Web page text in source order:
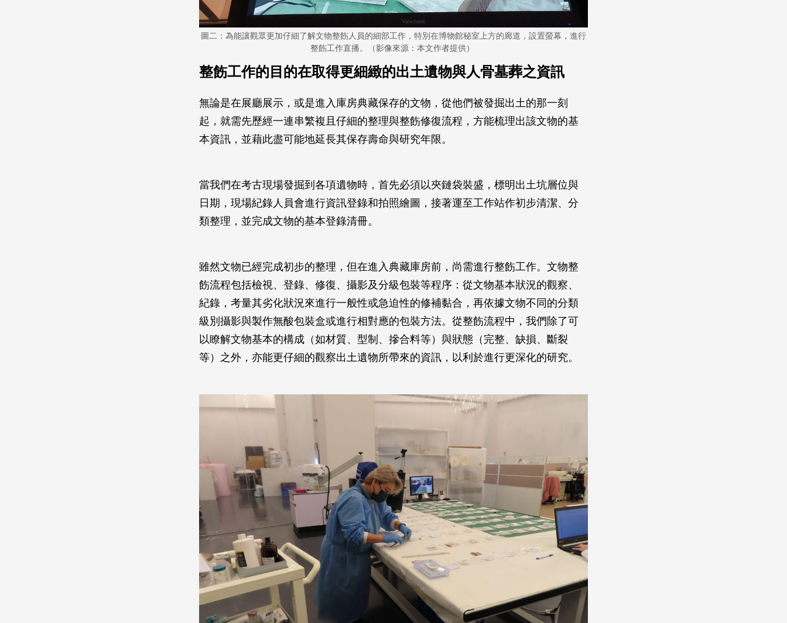
圖二：為能讓觀眾更加仔細了解文物整飭人員的細部工作，特別在博物館秘室上方的廊道，設置螢幕，進行
整飭工作直播。（影像來源：本文作者提供）
整飭工作的目的在取得更細緻的出土遺物與人骨墓葬之資訊
無論是在展廳展示，或是進入庫房典藏保存的文物，從他們被發掘出土的那一刻
起，就需先歷經一連串繁複且仔細的整理與整飭修復流程，方能梳理出該文物的基
本資訊，並藉此盡可能地延長其保存壽命與研究年限。
當我們在考古現場發掘到各項遺物時，首先必須以夾鏈袋裝盛，標明出土坑層位與
日期，現場紀錄人員會進行資訊登錄和拍照繪圖，接著運至工作站作初步清潔、分
類整理，並完成文物的基本登錄清冊。
雖然文物已經完成初步的整理，但在進入典藏庫房前，尚需進行整飭工作。文物整
飭流程包括檢視、登錄、修復、攝影及分級包裝等程序：從文物基本狀況的觀察、
紀錄，考量其劣化狀況來進行一般性或急迫性的修補黏合，再依據文物不同的分類
級別攝影與製作無酸包裝盒或進行相對應的包裝方法。從整飭流程中，我們除了可
以瞭解文物基本的構成（如材質、型制、摻合料等）與狀態（完整、缺損、斷裂
等）之外，亦能更仔細的觀察出土遺物所帶來的資訊，以利於進行更深化的研究。